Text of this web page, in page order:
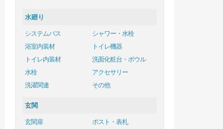
水廻り
システムバス
シャワー・水栓
浴室内装材
トイレ機器
トイレ内装材
洗面化粧台・ボウル
水栓
アクセサリー
洗濯関連
その他
玄関
玄関扉
ポスト・表札